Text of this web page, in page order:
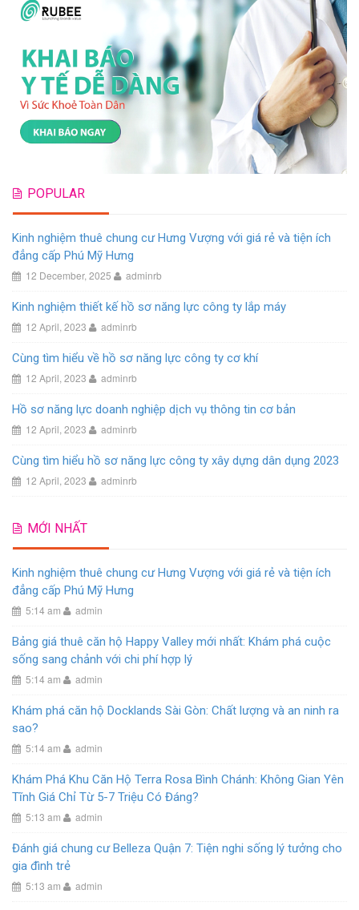
POPULAR
Kinh nghiệm thuê chung cư Hưng Vượng với giá rẻ và tiện ích
đẳng cấp Phú Mỹ Hưng
12 December, 2025 adminrb
Kinh nghiệm thiết kế hồ sơ năng lực công ty lắp máy
12 April, 2023 adminrb
Cùng tìm hiểu về hồ sơ năng lực công ty cơ khí
12 April, 2023 adminrb
Hồ sơ năng lực doanh nghiệp dịch vụ thông tin cơ bản
12 April, 2023 adminrb
Cùng tìm hiểu hồ sơ năng lực công ty xây dựng dân dụng 2023
12 April, 2023 adminrb
MỚI NHẤT
Kinh nghiệm thuê chung cư Hưng Vượng với giá rẻ và tiện ích
đẳng cấp Phú Mỹ Hưng
5:14 am admin
Bảng giá thuê căn hộ Happy Valley mới nhất: Khám phá cuộc
sống sang chảnh với chi phí hợp lý
5:14 am admin
Khám phá căn hộ Docklands Sài Gòn: Chất lượng và an ninh ra
sao?
5:14 am admin
Khám Phá Khu Căn Hộ Terra Rosa Bình Chánh: Không Gian Yên
Tĩnh Giá Chỉ Từ 5-7 Triệu Có Đáng?
5:13 am admin
Đánh giá chung cư Belleza Quận 7: Tiện nghi sống lý tưởng cho
gia đình trẻ
5:13 am admin